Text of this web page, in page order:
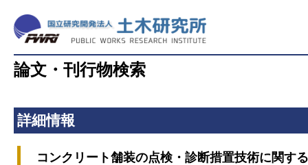
論文・刊行物検索
詳細情報
コンクリート舗装の点検・診断措置技術に関す